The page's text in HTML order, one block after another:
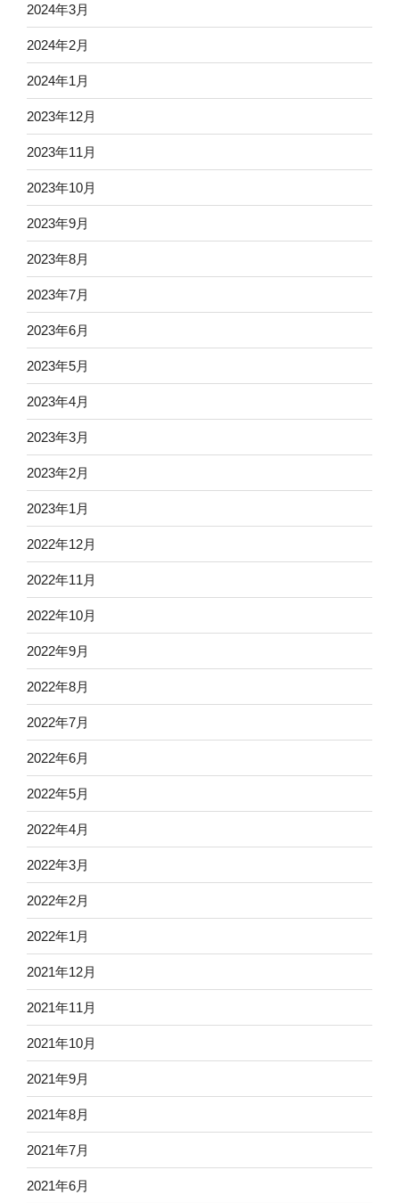
2024年3月
2024年2月
2024年1月
2023年12月
2023年11月
2023年10月
2023年9月
2023年8月
2023年7月
2023年6月
2023年5月
2023年4月
2023年3月
2023年2月
2023年1月
2022年12月
2022年11月
2022年10月
2022年9月
2022年8月
2022年7月
2022年6月
2022年5月
2022年4月
2022年3月
2022年2月
2022年1月
2021年12月
2021年11月
2021年10月
2021年9月
2021年8月
2021年7月
2021年6月